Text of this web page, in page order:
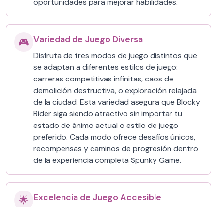
oportunidades para mejorar habilidades.
🎮 Variedad de Juego Diversa
Disfruta de tres modos de juego distintos que
se adaptan a diferentes estilos de juego:
carreras competitivas infinitas, caos de
demolición destructiva, o exploración relajada
de la ciudad. Esta variedad asegura que Blocky
Rider siga siendo atractivo sin importar tu
estado de ánimo actual o estilo de juego
preferido. Cada modo ofrece desafíos únicos,
recompensas y caminos de progresión dentro
de la experiencia completa Spunky Game.
🌟 Excelencia de Juego Accesible